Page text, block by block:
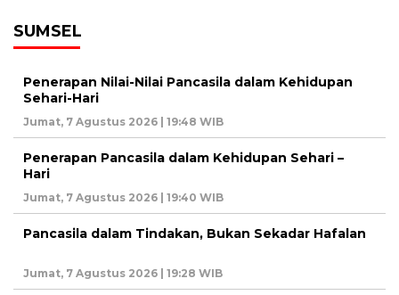
SUMSEL
Penerapan Nilai-Nilai Pancasila dalam Kehidupan
Sehari-Hari
Jumat, 7 Agustus 2026 | 19:48 WIB
Penerapan Pancasila dalam Kehidupan Sehari –
Hari
Jumat, 7 Agustus 2026 | 19:40 WIB
Pancasila dalam Tindakan, Bukan Sekadar Hafalan
Jumat, 7 Agustus 2026 | 19:28 WIB